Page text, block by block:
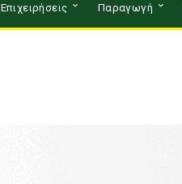
Επιχειρήσεις Παραγωγή